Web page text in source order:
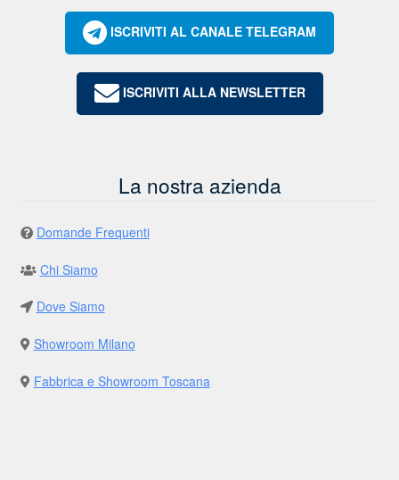
ISCRIVITI AL CANALE TELEGRAM
ISCRIVITI ALLA NEWSLETTER
La nostra azienda
Domande Frequenti
Chi Siamo
Dove Siamo
Showroom Milano
Fabbrica e Showroom Toscana